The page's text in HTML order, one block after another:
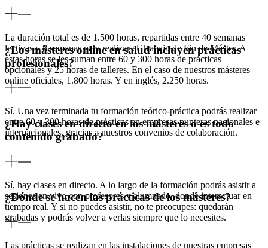
La duración total es de 1.500 horas, repartidas entre 40 semanas
lectivas y 8 semanas para realizar el Trabajo de Fin de Máster. A
estas horas se les suman entre 60 y 300 horas de prácticas
opcionales y 25 horas de talleres. En el caso de nuestros másteres
online oficiales, 1.800 horas. Y en inglés, 2.250 horas.
¿Los másteres online en salud incluyen prácticas
profesionales?
Sí. Una vez terminada tu formación teórico-práctica podrás realizar
entre 60 y 300 horas de prácticas en empresas punteras nacionales e
internacionales, gracias a nuestros convenios de colaboración.
¿Hay clases en directo en los másteres o es todo
contenido grabado?
Sí, hay clases en directo. A lo largo de la formación podrás asistir a
sesiones en vivo con profesores y alumnado, donde interactuar en
tiempo real. Y si no puedes asistir, no te preocupes: quedarán
grabadas y podrás volver a verlas siempre que lo necesites.
¿Dónde se hacen las prácticas de los másteres?
Las prácticas se realizan en las instalaciones de nuestras empresas